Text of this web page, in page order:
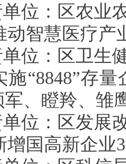
位：区农业
动智慧医疗产
位：区卫生
施“8848”存量
军、瞪羚、雏
位：区发展
增国高新企业